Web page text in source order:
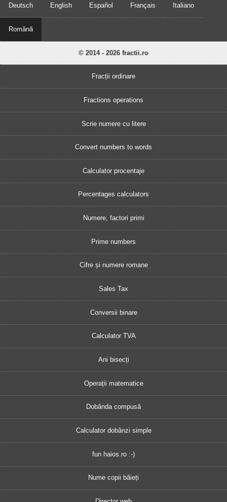
Deutsch English Español Français Italiano
Română
© 2014 - 2026 fractii.ro
Fracții ordinare
Fractions operations
Scrie numere cu litere
Convert numbers to words
Calculator procentaje
Percentages calculators
Numere, factori primi
Prime numbers
Cifre și numere romane
Sales Tax
Conversii binare
Calculator TVA
Ani bisecți
Operații matematice
Dobânda compusă
Calculator dobânzi simple
fun haios.ro :-)
Nume copii băieți